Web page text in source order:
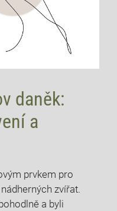
daněk:
a
prvkem pro
zvířat.
a byli